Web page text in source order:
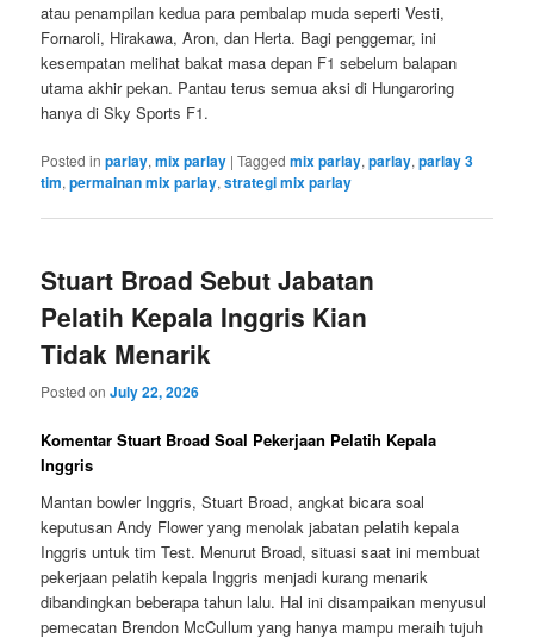
atau penampilan kedua para pembalap muda seperti Vesti,
Fornaroli, Hirakawa, Aron, dan Herta. Bagi penggemar, ini
kesempatan melihat bakat masa depan F1 sebelum balapan
utama akhir pekan. Pantau terus semua aksi di Hungaroring
hanya di Sky Sports F1.
Posted in parlay,mix parlay |Tagged mix parlay,parlay,parlay 3
tim,permainan mix parlay,strategi mix parlay
Stuart Broad Sebut Jabatan
Pelatih Kepala Inggris Kian
Tidak Menarik
Posted onJuly 22, 2026
Komentar Stuart Broad Soal Pekerjaan Pelatih Kepala
Inggris
Mantan bowler Inggris, Stuart Broad, angkat bicara soal
keputusan Andy Flower yang menolak jabatan pelatih kepala
Inggris untuk tim Test. Menurut Broad, situasi saat ini membuat
pekerjaan pelatih kepala Inggris menjadi kurang menarik
dibandingkan beberapa tahun lalu. Hal ini disampaikan menyusul
pemecatan Brendon McCullum yang hanya mampu meraih tujuh